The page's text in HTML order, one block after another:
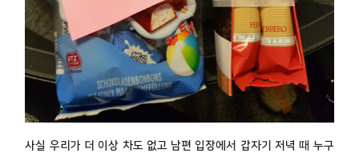
사실 우리가 더 이상 차도 없고 남편 입장에서 갑자기 저녁 때 누구